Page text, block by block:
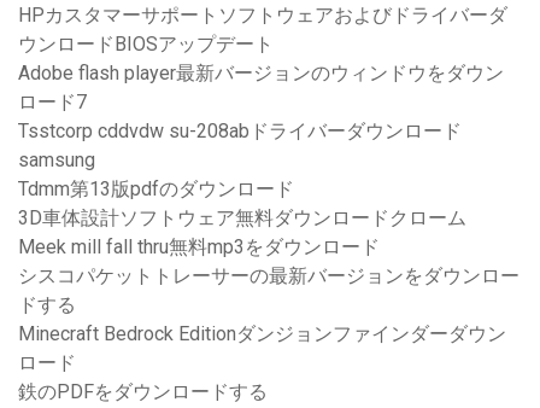
HPカスタマーサポートソフトウェアおよびドライバーダ
ウンロードBIOSアップデート
Adobe flash player最新バージョンのウィンドウをダウン
ロード7
Tsstcorp cddvdw su-208abドライバーダウンロード
samsung
Tdmm第13版pdfのダウンロード
3D車体設計ソフトウェア無料ダウンロードクローム
Meek mill fall thru無料mp3をダウンロード
シスコパケットトレーサーの最新バージョンをダウンロー
ドする
Minecraft Bedrock Editionダンジョンファインダーダウン
ロード
鉄のPDFをダウンロードする